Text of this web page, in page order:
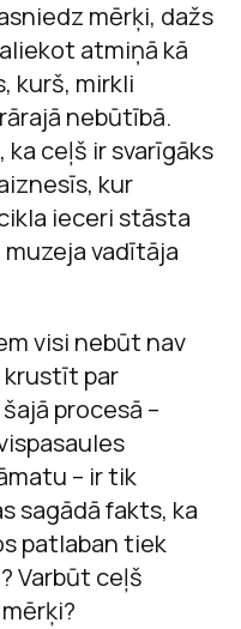
mērķi, dažs
atmiņā kā
kurš, mirkli
nebūtībā.
ceļš ir svarīgāks
kur
ieceri stāsta
vadītāja
visi nebūt nav
krustīt par
procesā –
– ir tik
sagādā fakts, ka
patlaban tiek
Varbūt ceļš